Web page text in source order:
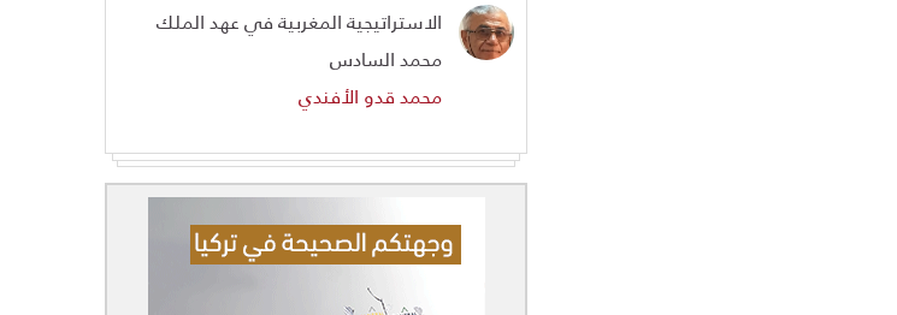
الاستراتيجية المغربية في عهد الملك
محمد السادس
محمد قدو الأفندي